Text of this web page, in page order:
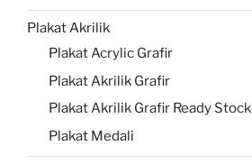
Plakat Akrilik
Plakat Acrylic Grafir
Plakat Akrilik Grafir
Plakat Akrilik Grafir Ready Stock
Plakat Medali